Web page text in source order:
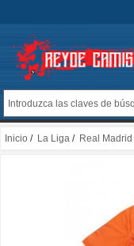
Inicio / La Liga / Real Madrid